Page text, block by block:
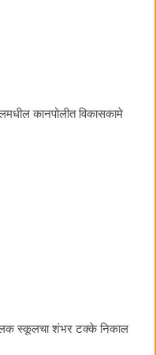
कानपोलीत विकासकामे
स्कूलचा शंभर टक्के निकाल